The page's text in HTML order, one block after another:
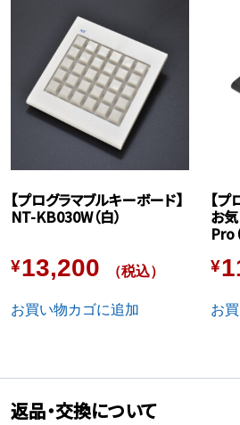
【プログラマブルキーボード】
NT-KB030W（白）
¥13,200 （税込）
お買い物カゴに追加
【
お
Pro
¥
お
返品・交換について